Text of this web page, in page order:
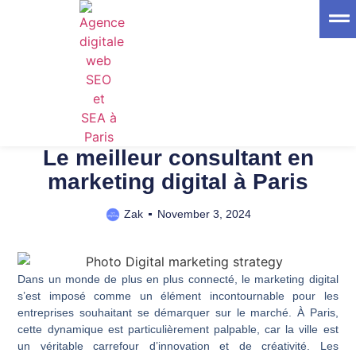
Le meilleur consultant en
marketing digital à Paris
Zak November 3, 2024
Dans un monde de plus en plus connecté, le marketing digital
s’est imposé comme un élément incontournable pour les
entreprises souhaitant se démarquer sur le marché. À Paris,
cette dynamique est particulièrement palpable, car la ville est
un véritable carrefour d’innovation et de créativité. Les